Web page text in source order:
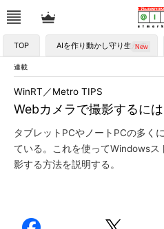
TOP AIを作り動かし守り生かす
連載
Webカメラで撮影するには
WinRT／Metro TIPS
タブレットPCやノートPCの多く
ている。これを使ってWindows
影する方法を説明する。